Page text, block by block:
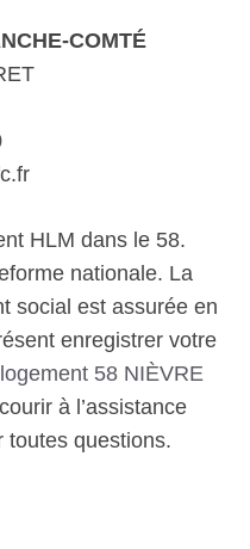
COMTÉ
HLM dans le 58.
nationale. La
social est assurée en
enregistrer votre
58 NIÈVRE
à l’assistance
toutes questions.